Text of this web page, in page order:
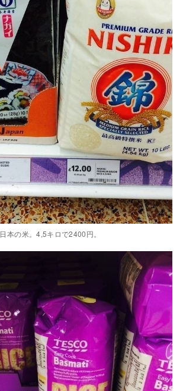
日本の米。4,5キロで2400円。